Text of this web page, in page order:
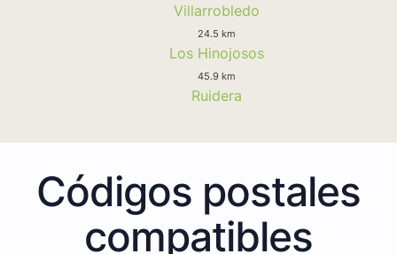
Villarrobledo
24.5 km
Los Hinojosos
45.9 km
Ruidera
Códigos postales
compatibles